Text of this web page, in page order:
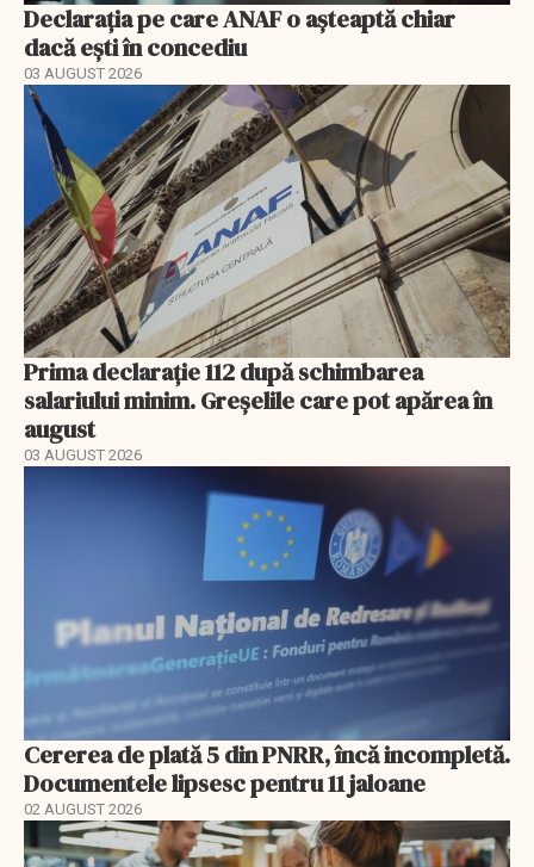
Declarația pe care ANAF o așteaptă chiar
dacă ești în concediu
03 AUGUST 2026
Prima declarație 112 după schimbarea
salariului minim. Greșelile care pot apărea în
august
03 AUGUST 2026
Cererea de plată 5 din PNRR, încă incompletă.
Documentele lipsesc pentru 11 jaloane
02 AUGUST 2026